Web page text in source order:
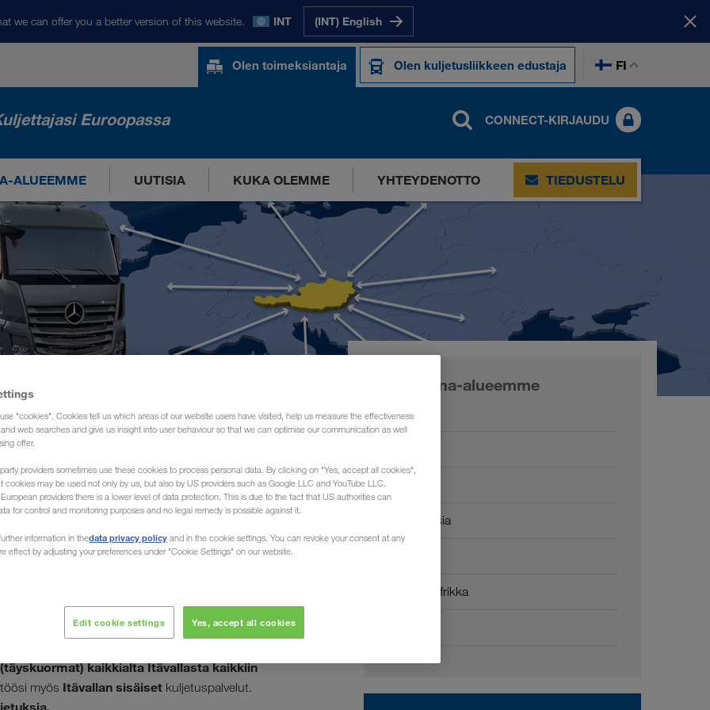
we can offer you a better version of this website. INT (INT) English
Olen toimeksiantaja Olen kuljetusliikkeen edustaja FI
Euroopassa CONNECT-KIRJAUDU
ALUEEMME UUTISIA KUKA OLEMME YHTEYDENOTTO TIEDUSTELU
Itävalta (Huolitsija)
/
Grazissa ja Salzburgissa, kuten myös Innsbruckissa,
välillä. Kuljetusliike LKW WALTER,
kaikkialta Itävallasta kaikkiin
myös Itävallan sisäiset kuljetuspalvelut.
Markkina-alueemme
Eurooppa
Keski-Aasia
Pohjois-Afrikka
"cookies". Cookies tell us which areas of our website users have visited, help us measure the effectiveness
web searches and give us insight into user behaviour so that we can optimise our communication as well
offer.
providers sometimes use these cookies to process personal data. By clicking on "Yes, accept all cookies",
cookies may be used not only by us, but also by US providers such as Google LLC and YouTube LLC.
providers there is a lower level of data protection. This is due to the fact that US authorities can
for control and monitoring purposes and no legal remedy is possible against it.
information in thedata privacy policy and in the cookie settings. You can revoke your consent at any
effect by adjusting your preferences under "Cookie Settings" on our website.
Edit cookie settings Yes, accept all cookies